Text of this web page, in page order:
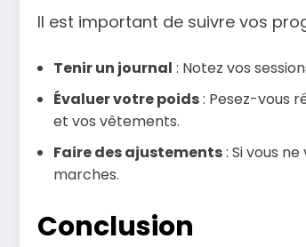
Il est important de suivre vos
Tenir un journal : Notez vos
Évaluer votre poids: Pesez-vous
et vos vêtements.
Faire des ajustements: Si vous
marches.
Conclusion